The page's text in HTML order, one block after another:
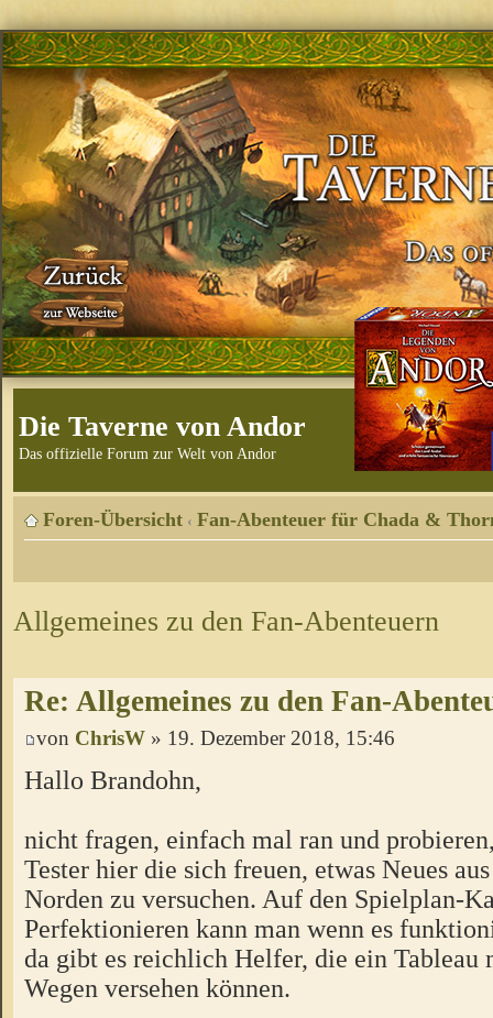
Die Taverne von Andor
Das offizielle Forum zur Welt von Andor
Foren-Übersicht ‹ Fan-Abenteuer für Chada &
Allgemeines zu den Fan-Abenteuern
Re: Allgemeines zu den Fan-
von ChrisW » 19. Dezember 2018, 15:46
Hallo Brandohn,
nicht fragen, einfach mal ran und
Tester hier die sich freuen, etwas Neues
Norden zu versuchen. Auf den Spielplan-
Perfektionieren kann man wenn es
da gibt es reichlich Helfer, die ein Tableau
Wegen versehen können.